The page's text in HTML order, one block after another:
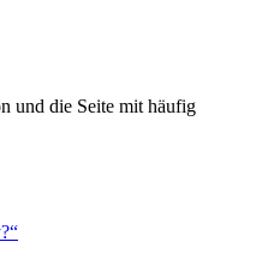
und die Seite mit häufig